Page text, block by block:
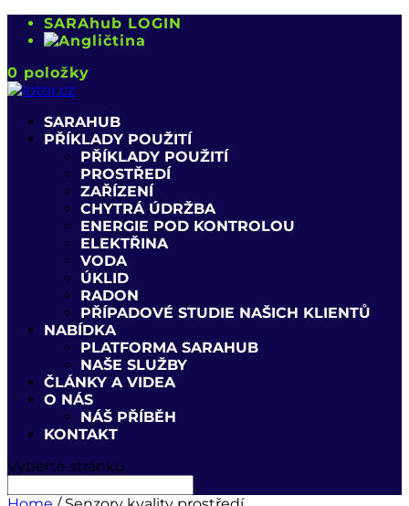
SARAhub LOGIN
0 položky
SARAHUB
PŘÍKLADY POUŽITÍ
PŘÍKLADY POUŽITÍ
PROSTŘEDÍ
ZAŘÍZENÍ
CHYTRÁ ÚDRŽBA
ENERGIE POD KONTROLOU
ELEKTŘINA
VODA
ÚKLID
RADON
PŘÍPADOVÉ STUDIE NAŠICH KLIENTŮ
NABÍDKA
PLATFORMA SARAHUB
NAŠE SLUŽBY
ČLÁNKY A VIDEA
O NÁS
NÁŠ PŘÍBĚH
KONTAKT
Vyberte stránku